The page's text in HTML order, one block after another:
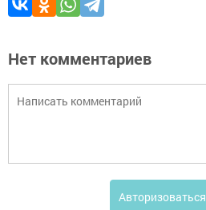
Нет комментариев
Авторизоваться